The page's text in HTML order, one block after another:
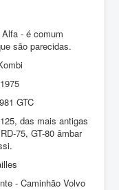
- é comum
são parecidas.
GTC
das mais antigas
75, GT-80 âmbar
- Caminhão Volvo